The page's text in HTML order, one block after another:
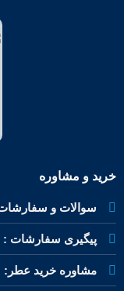
خرید و مشاوره
سوالات و
پیگیری سفارشات :
مشاوره خرید عطر: